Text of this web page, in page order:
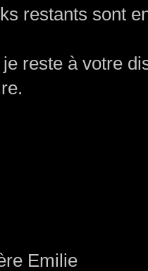
restants sont
reste à votre
Emilie